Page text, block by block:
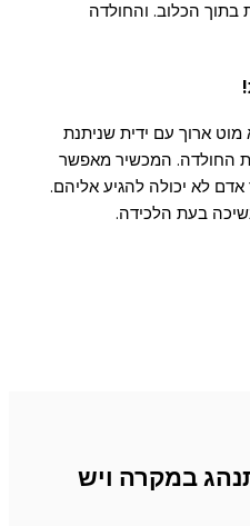
הכלוב. והחולדה
מוט ארוך עם ידית שניתנת
החולדה. המכשיר מאפשר
אדם לא יכולה להגיע אליהם.
בעת הלכידה.
במקרה ויש